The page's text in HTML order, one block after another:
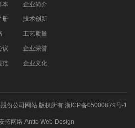
本
册
议
范
企业简介
技术创新
工艺质量
企业荣誉
企业文化
份公司网站版权所有 浙ICP备05000879号-1
拓网络 Antto Web Design